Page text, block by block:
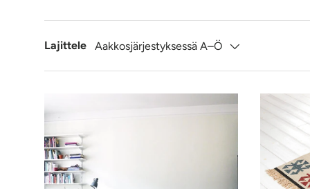
Lajittele Aakkosjärjestyksessä A–Ö